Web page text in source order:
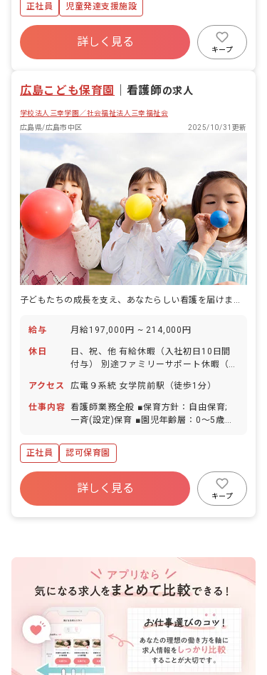
正社員 児童発達支援施設
詳しく見る
キープ
広島こども保育園 看護師の求人
学校法人三幸学園／社会福祉法人三幸福祉会
広島県/広島市中区
2025/10/31更新
給与 月給197,000円 ~ 214,000円
休日
日、祝、他 有給休暇（入社初日10日間
付与） 別途ファミリーサポート休暇（お
み）10日 特別休暇（慶弔・感染症・結
婚・出産） リフレッシュ休暇（原則3週
間連続＋1か月分の給与別途支給） 産
休・育休制度 ※年間休日120日
アクセス 広電９系統 女学院前駅（徒歩1分）
仕事内容
看護師業務全般 ■保育方針：自由保育;
一斉(設定)保育 ■園児年齢層：0～5歳児
の連絡アプリ導入：あり
正社員 認可保育園
詳しく見る
キープ